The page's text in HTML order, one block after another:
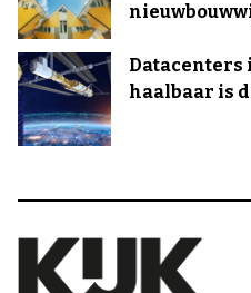
Datacenters
haalbaar is